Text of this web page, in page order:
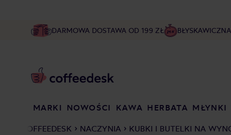
DARMOWA DOSTAWA OD 199 ZŁ
MARKI NOWOŚCI KAWA HERBATA MŁYNKI
COFFEEDESK NACZYNIA KUBKI I BUTELKI NA